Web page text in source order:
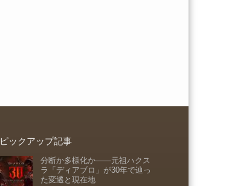
ピックアップ記事
分断か多様化か――元祖ハクス
ラ「ディアブロ」が30年で辿っ
た変遷と現在地